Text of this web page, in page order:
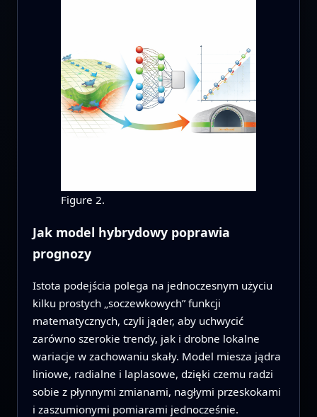
Figure 2.
Jak model hybrydowy poprawia
prognozy
Istota podejścia polega na jednoczesnym użyciu
kilku prostych „soczewkowych” funkcji
matematycznych, czyli jąder, aby uchwycić
zarówno szerokie trendy, jak i drobne lokalne
wariacje w zachowaniu skały. Model miesza jądra
liniowe, radialne i laplasowe, dzięki czemu radzi
sobie z płynnymi zmianami, nagłymi przeskokami
i zaszumionymi pomiarami jednocześnie.